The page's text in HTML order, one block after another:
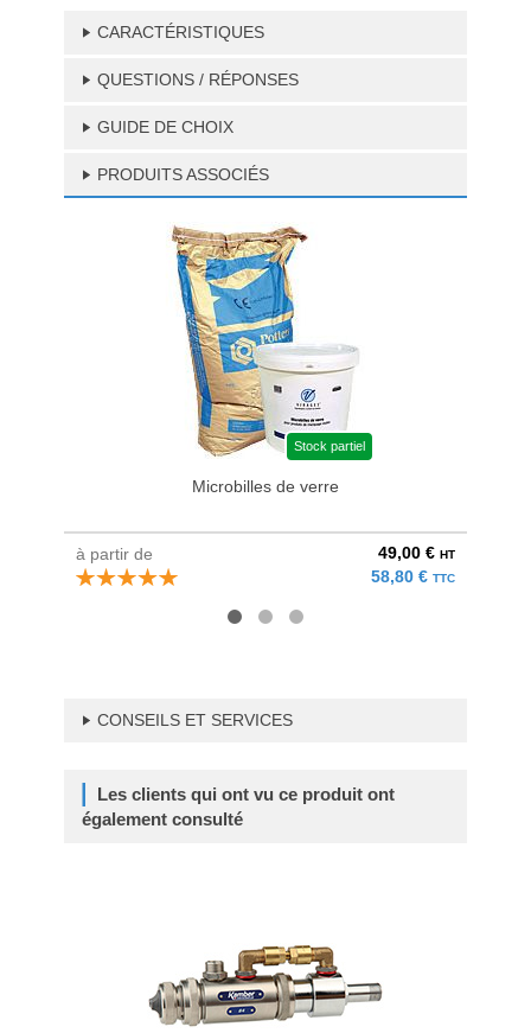
CARACTÉRISTIQUES
QUESTIONS / RÉPONSES
GUIDE DE CHOIX
PRODUITS ASSOCIÉS
Stock partiel
Microbilles de verre
à partir de 49,00 € HT
58,80 € TTC
CONSEILS ET SERVICES
Les clients qui ont vu ce produit ont
également consulté